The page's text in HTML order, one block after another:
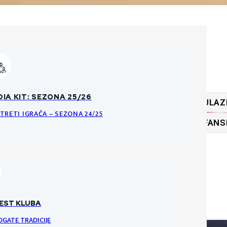
DATOTEKE
KLUBA
TRADICIJE
PRAVILA O PRODAJI ULAZNICA
I PRAVILA ULAZNICA ZA HNK GORICU
KIT: SEZONA 25/26
IGRAČA – SEZONA 24/25